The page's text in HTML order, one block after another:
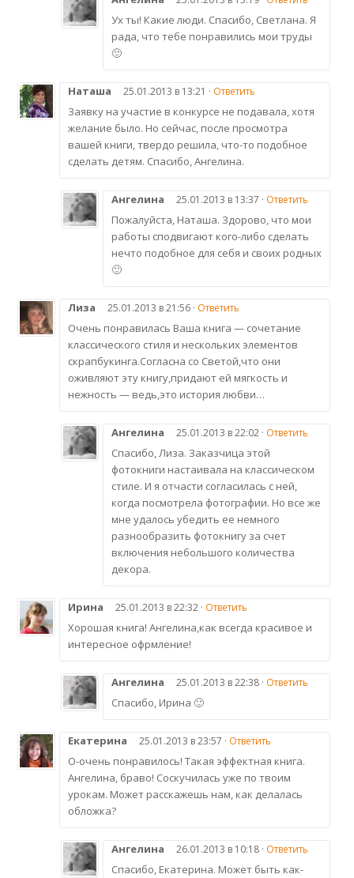
Ух ты! Какие люди. Спасибо, Светлана. Я
рада, что тебе понравились мои труды
🙂
Наташа 25.01.2013 в 13:21 · Ответить
Заявку на участие в конкурсе не подавала, хотя
желание было. Но сейчас, после просмотра
вашей книги, твердо решила, что-то подобное
сделать детям. Спасибо, Ангелина.
Ангелина 25.01.2013 в 13:37 · Ответить
Пожалуйста, Наташа. Здорово, что мои
работы сподвигают кого-либо сделать
нечто подобное для себя и своих родных
🙂
Лиза 25.01.2013 в 21:56 · Ответить
Очень понравилась Ваша книга — сочетание
классического стиля и нескольких элементов
скрапбукинга.Согласна со Светой,что они
оживляют эту книгу,придают ей мягкость и
нежность — ведь,это история любви…
Ангелина 25.01.2013 в 22:02 · Ответить
Спасибо, Лиза. Заказчица этой
фотокниги настаивала на классическом
стиле. И я отчасти согласилась с ней,
когда посмотрела фотографии. Но все же
мне удалось убедить ее немного
разнообразить фотокнигу за счет
включения небольшого количества
декора.
Ирина 25.01.2013 в 22:32 · Ответить
Хорошая книга! Ангелина,как всегда красивое и
интересное офрмление!
Ангелина 25.01.2013 в 22:38 · Ответить
Спасибо, Ирина 🙂
Екатерина 25.01.2013 в 23:57 · Ответить
О-очень понравилось! Такая эффектная книга.
Ангелина, браво! Соскучилась уже по твоим
урокам. Может расскажешь нам, как делалась
обложка?
Ангелина 26.01.2013 в 10:18 · Ответить
Спасибо, Екатерина. Может быть как-